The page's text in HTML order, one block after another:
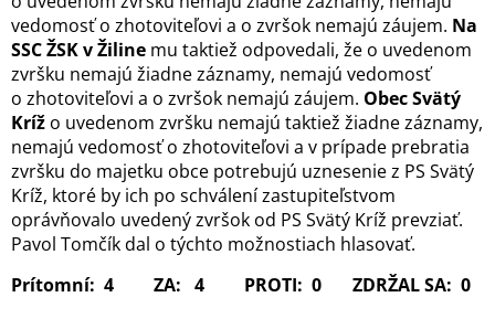
vedomosť o zhotoviteľovi a o zvršok nemajú záujem. Na
SSC ŽSK v Žiline mu taktiež odpovedali, že o uvedenom
zvršku nemajú žiadne záznamy, nemajú vedomosť
o zhotoviteľovi a o zvršok nemajú záujem. Obec Svätý
Kríž o uvedenom zvršku nemajú taktiež žiadne záznamy,
nemajú vedomosť o zhotoviteľovi a v prípade prebratia
zvršku do majetku obce potrebujú uznesenie z PS Svätý
Kríž, ktoré by ich po schválení zastupiteľstvom
oprávňovalo uvedený zvršok od PS Svätý Kríž prevziať.
Pavol Tomčík dal o týchto možnostiach hlasovať.
Prítomní: 4 ZA: 4 PROTI: 0 ZDRŽAL SA: 0